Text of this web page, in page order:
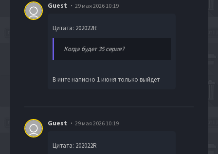
Guest 29 мая 2026 10:19
Цитата: 202022R
Когда будет 35 серия?
В инте написно 1 июня только выйдет
Guest 29 мая 2026 10:19
Цитата: 202022R